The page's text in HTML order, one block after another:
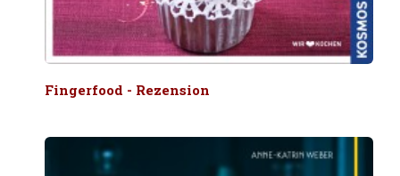
Fingerfood - Rezension